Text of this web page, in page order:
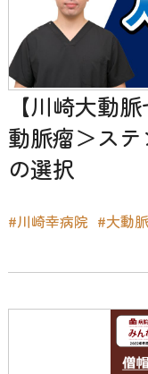
【川崎大動
動脈瘤＞ス
の選択
#川崎幸病院 #大動